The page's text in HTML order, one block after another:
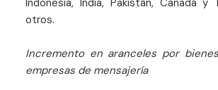
Indonesia, India, Pakistán, Canadá y
otros.
Incremento en aranceles por
empresas de mensajería